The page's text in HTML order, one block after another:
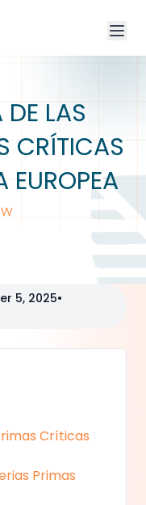
LAS
CRÍTICAS
EUROPEA
5, 2025•
Críticas
Primas